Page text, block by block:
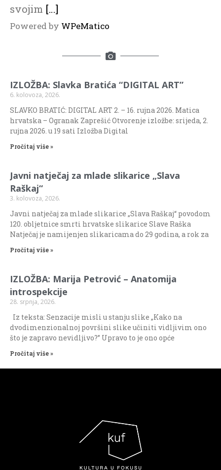
svojim […]
Powered by WPeMatico
IZLOŽBA: Slavka Bratića “DIGITAL ART”
6. kolovoza, 2026.
SLAVKO BRATIĆ: DIGITAL ART 2. – 16. rujna 2026. Matica
hrvatska – Ogranak Zaprešić Otvorenje izložbe: srijeda, 2.
rujna 2026. u 19 sati Izložba Digital
Pročitaj više »
Javni natječaj za mlade slikarice „Slava
Raškaj“
3. kolovoza, 2026.
Javni natječaj za mlade slikarice „Slava Raškaj“ povodom
120. obljetnice smrti hrvatske slikarice Slave Raška
Natječaj je namijenjen slikaricama do 29 godina, a rok za
Pročitaj više »
IZLOŽBA: Marija Petrović – Anatomija
introspekcije
28. srpnja, 2026.
Iz teksta: Senzacije misli u stanju slike „Kako na
dvodimenzionalnoj površini slike učiniti vidljivim ono
što je zapravo nevidljivo?” Upravo to je ono opće
Pročitaj više »